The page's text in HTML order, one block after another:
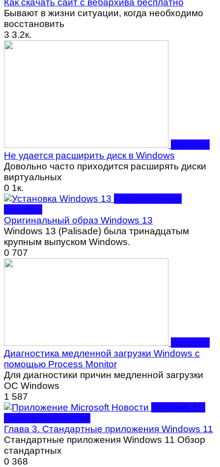
Бывают в жизни ситуации, когда необходимо
восстановить
3 3.2к.
Windows
Не удается расширить диск в Windows
Довольно часто приходится расширять диски
виртуальных
0 1к.
Операционные
системы
Оригинальный образ Windows 13
Windows 13 (Palisade) была тринадцатым
крупным выпуском Windows.
0 707
Windows
Диагностика медленной загрузки Windows с
помощью Process Monitor
Для диагностики причин медленной загрузки
ОС Windows
1 587
Windows 11.
Первое знакомство
Глава 3. Стандартные приложения Windows 11
Стандартные приложения Windows 11 Обзор
стандартных
0 368